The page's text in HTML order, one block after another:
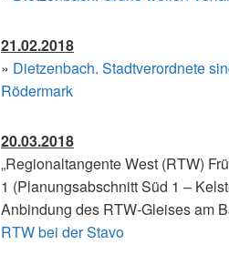
21.02.2018
» Dietzenbach. Stadtverordnete
Rödermark
20.03.2018
„Regionaltangente West (RTW)
1 (Planungsabschnitt Süd 1 –
Anbindung des RTW-Gleises am
RTW bei der Stavo